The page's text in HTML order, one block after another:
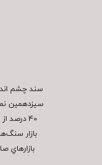
سند چشم انداز ۴ ساله صادرات
سیزدهمین
40 درصد از معادن همدان تعطيل و مابقي...
بازار
بازارهاي